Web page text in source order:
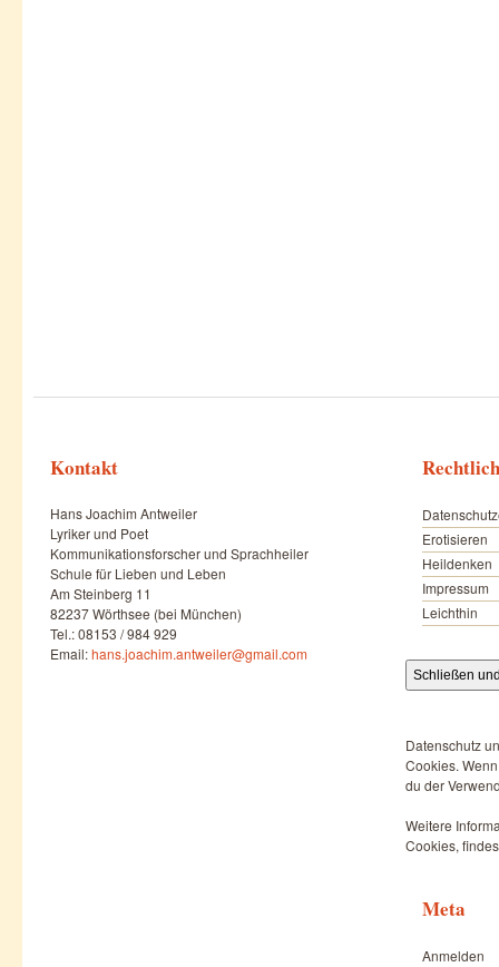
Kontakt
Hans Joachim Antweiler
Lyriker und Poet
Kommunikationsforscher und Sprachheiler
Schule für Lieben und Leben
Am Steinberg 11
82237 Wörthsee (bei München)
Tel.: 08153 / 984 929
Email:hans.joachim.antweiler@gmail.com
Erotisieren
Heildenken
Impressum
Leichthin
Datenschutz
Cookies.
du der
Weitere
Cookies,
Meta
Anmelden